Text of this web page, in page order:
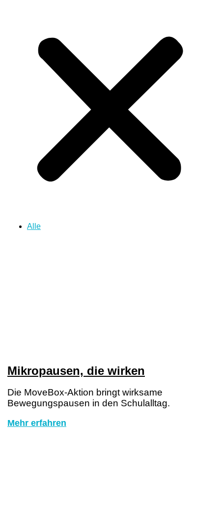
Alle
Mikropausen, die wirken
Die MoveBox-Aktion bringt wirksame
Bewegungspausen in den Schulalltag.
Mehr erfahren